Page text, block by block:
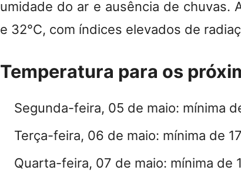
umidade do ar e ausência de chuvas.
e 32°C, com índices elevados de
Temperatura para os
Segunda-feira, 05 de maio: mínima
Terça-feira, 06 de maio: mínima de
Quarta-feira, 07 de maio: mínima de